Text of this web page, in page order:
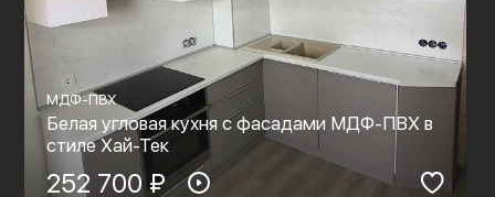
МДФ-ПВХ
Белая угловая кухня с фасадами МДФ-ПВХ в
стиле Хай-Тек
252 700 ₽